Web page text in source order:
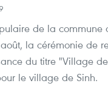
de la commune
août, la cérémonie de
du titre "Village
le village de Sinh.